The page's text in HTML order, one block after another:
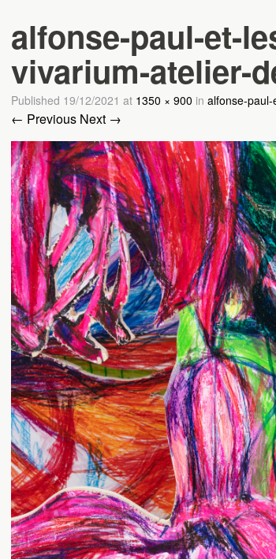
alfonse-paul-et-
vivarium-atelier-
Published 19/12/2021 at 1350 × 900 in alfonse-
← Previous Next →